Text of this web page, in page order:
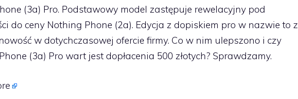
(3a) Pro. Podstawowy model zastępuje rewelacyjny pod
do ceny Nothing Phone (2a). Edycja z dopiskiem pro w nazwie to z
w dotychczasowej ofercie firmy. Co w nim ulepszono i czy
(3a) Pro wart jest dopłacenia 500 złotych? Sprawdzamy.